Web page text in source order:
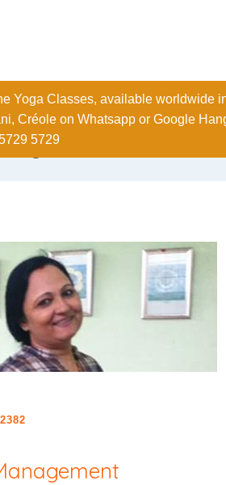
Professional
Yoga Classes, available worldwide
Créole on Whatsapp or Google
5729